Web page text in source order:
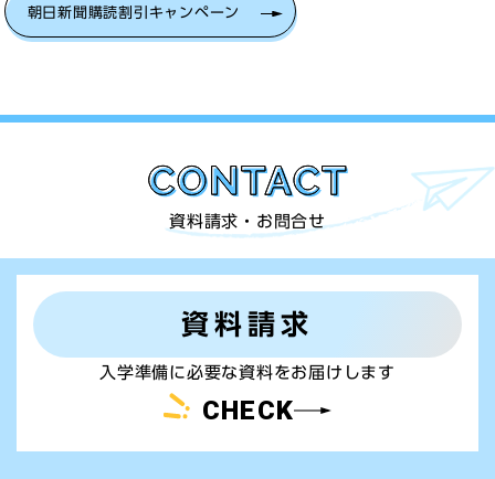
朝日新聞購読割引キャンペーン
資料請求・お問合せ
資料請求
入学準備に必要な資料をお届けします
CHECK